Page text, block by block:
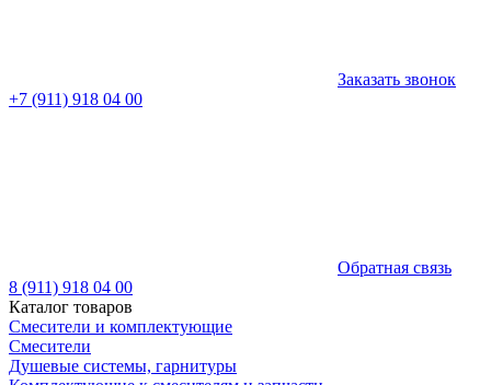
Заказать звонок
+7 (911) 918 04 00
Обратная связь
8 (911) 918 04 00
Каталог товаров
Смесители и комплектующие
Смесители
Душевые системы, гарнитуры